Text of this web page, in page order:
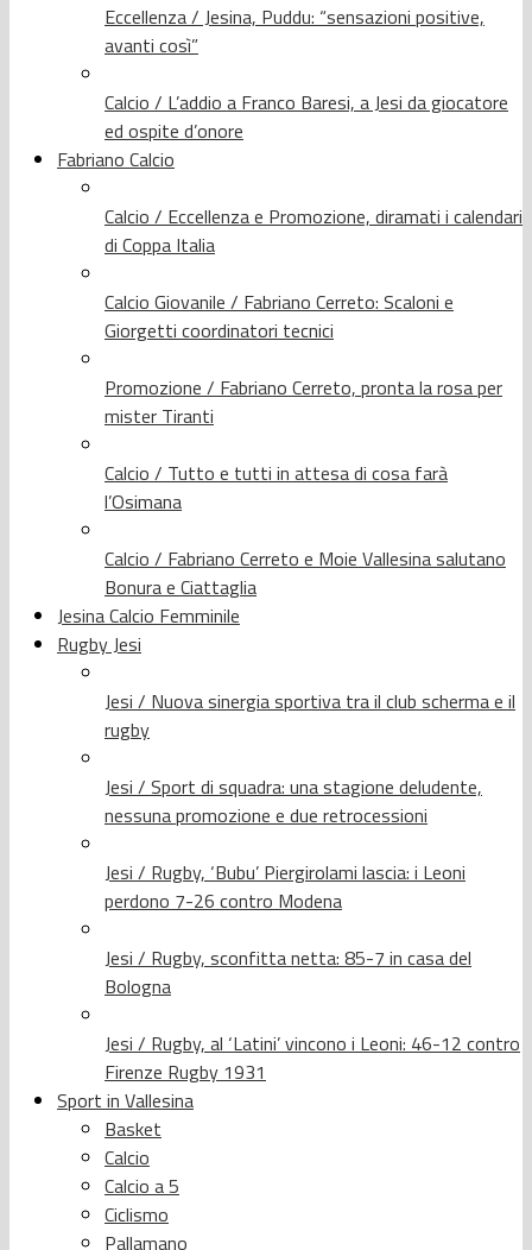
Eccellenza / Jesina, Puddu: “sensazioni positive,
avanti così”
Calcio / L’addio a Franco Baresi, a Jesi da giocatore
ed ospite d’onore
Fabriano Calcio
Calcio / Eccellenza e Promozione, diramati i calendari
di Coppa Italia
Calcio Giovanile / Fabriano Cerreto: Scaloni e
Giorgetti coordinatori tecnici
Promozione / Fabriano Cerreto, pronta la rosa per
mister Tiranti
Calcio / Tutto e tutti in attesa di cosa farà
l’Osimana
Calcio / Fabriano Cerreto e Moie Vallesina salutano
Bonura e Ciattaglia
Jesina Calcio Femminile
Rugby Jesi
Jesi / Nuova sinergia sportiva tra il club scherma e il
rugby
Jesi / Sport di squadra: una stagione deludente,
nessuna promozione e due retrocessioni
Jesi / Rugby, ‘Bubu’ Piergirolami lascia: i Leoni
perdono 7-26 contro Modena
Jesi / Rugby, sconfitta netta: 85-7 in casa del
Bologna
Jesi / Rugby, al ‘Latini’ vincono i Leoni: 46-12 contro
Firenze Rugby 1931
Sport in Vallesina
Basket
Calcio
Calcio a 5
Ciclismo
Pallamano